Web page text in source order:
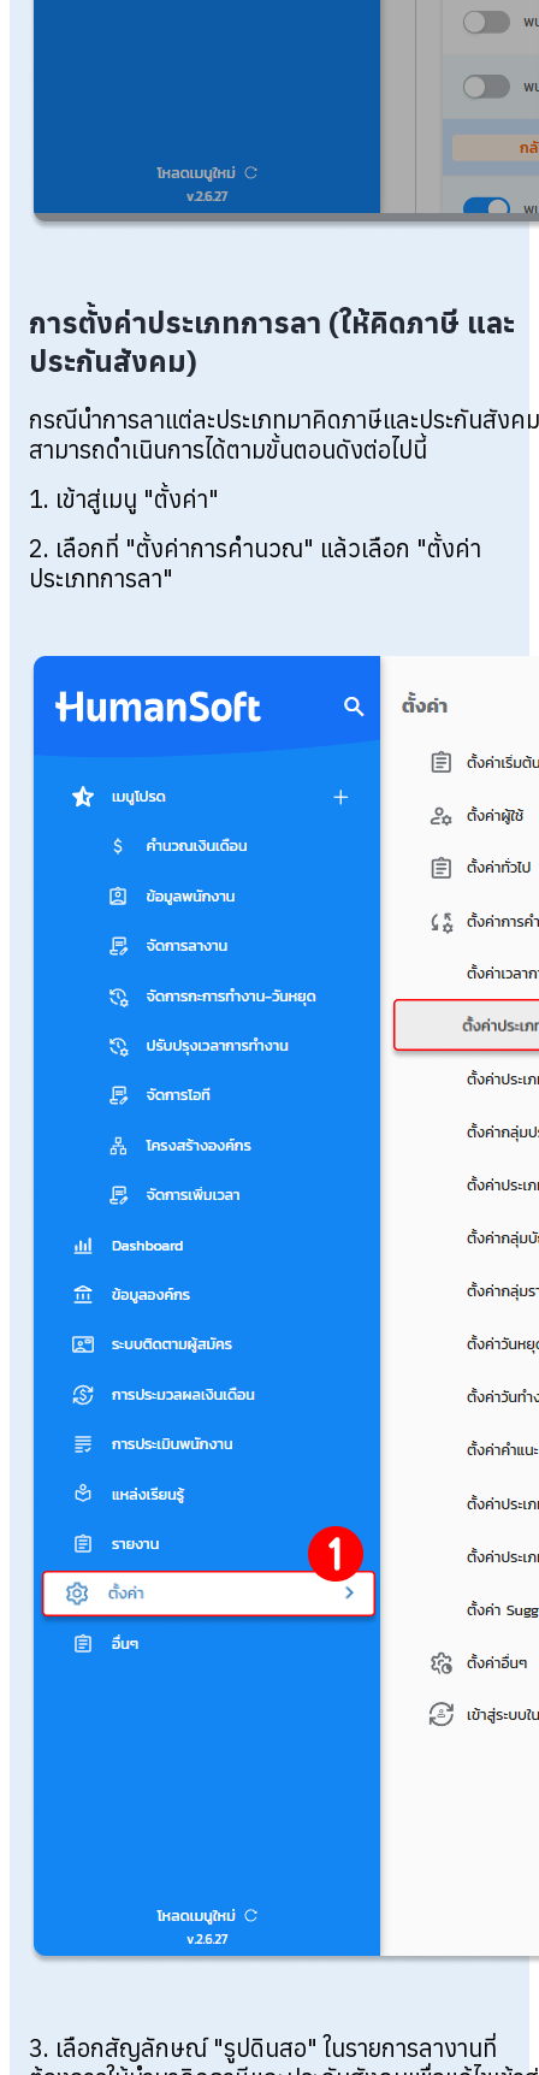
การตั้งค่าประเภทการลา (ให้คิดภาษี และ
ประกันสังคม)
กรณีนำการลาแต่ละประเภทมาคิดภาษีและประกันสังคม
สามารถดำเนินการได้ตามขั้นตอนดังต่อไปนี้
1. เข้าสู่เมนู "ตั้งค่า"
2. เลือกที่ "ตั้งค่าการคำนวณ" แล้วเลือก "ตั้งค่า
ประเภทการลา"
3. เลือกสัญลักษณ์ "รูปดินสอ" ในรายการลางานที่